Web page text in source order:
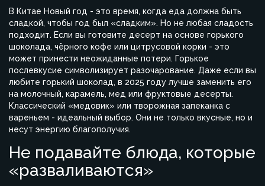
В Китае Новый год - это время, когда еда должна быть
сладкой, чтобы год был «сладким». Но не любая сладость
подходит. Если вы готовите десерт на основе горького
шоколада, чёрного кофе или цитрусовой корки - это
может принести неожиданные потери. Горькое
послевкусие символизирует разочарование. Даже если вы
любите горький шоколад, в 2025 году лучше заменить его
на молочный, карамель, мед или фруктовые десерты.
Классический «медовик» или творожная запеканка с
вареньем - идеальный выбор. Они не только вкусные, но и
несут энергию благополучия.
Не подавайте блюда, которые
«разваливаются»